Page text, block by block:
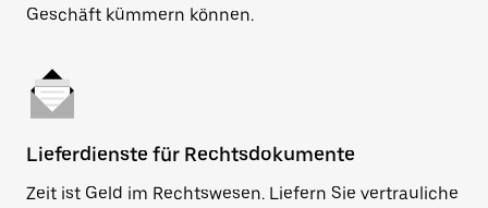
Geschäft kümmern können.
Lieferdienste für Rechtsdokumente
Zeit ist Geld im Rechtswesen. Liefern Sie vertrauliche